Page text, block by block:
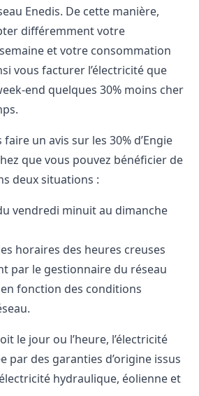
Enedis. De cette manière,
différemment votre
et votre consommation
vous facturer l’électricité que
end quelques 30% moins cher
un avis sur les 30% d’Engie
que vous pouvez bénéficier de
deux situations :
vendredi minuit au dimanche
horaires des heures creuses
par le gestionnaire du réseau
en fonction des conditions
le jour ou l’heure, l’électricité
par des garanties d’origine issus
hydraulique, éolienne et